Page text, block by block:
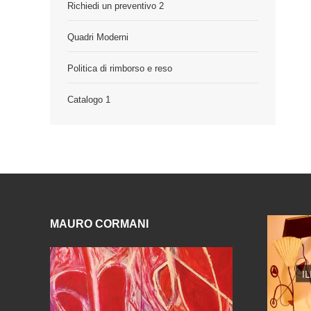
Richiedi un preventivo 2
Quadri Moderni
Politica di rimborso e reso
Catalogo 1
MAURO CORMANI